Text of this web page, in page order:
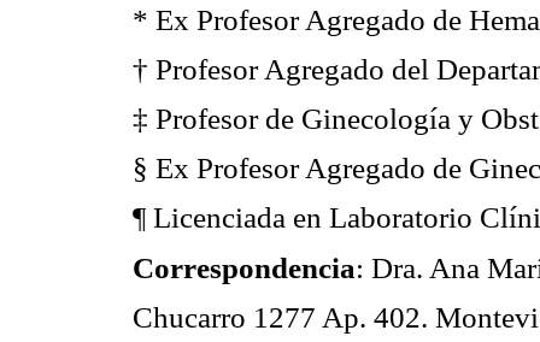
* Ex Profesor Agregado de
† Profesor Agregado del
‡ Profesor de Ginecología y
§ Ex Profesor Agregado de
¶ Licenciada en Laboratorio
Correspondencia: Dra. Ana
Chucarro 1277 Ap. 402.